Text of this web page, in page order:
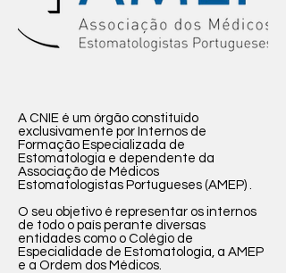
A CNIE é um órgão constituído
exclusivamente por Internos de
Formação Especializada de
Estomatologia e dependente da
Associação de Médicos
Estomatologistas Portugueses (AMEP) .
O seu objetivo é representar os internos
de todo o país perante diversas
entidades como o Colégio de
Especialidade de Estomatologia, a AMEP
e a Ordem dos Médicos.